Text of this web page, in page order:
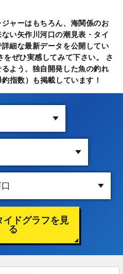
ャーはもちろん、海関係のお
い矢作川河口の潮見表・タイ
細な最新データを公開してい
をぜひ実感してみて下さい。 さ
よう、独自開発した魚の釣れ
指数）も掲載しています！
イドグラフを見
る